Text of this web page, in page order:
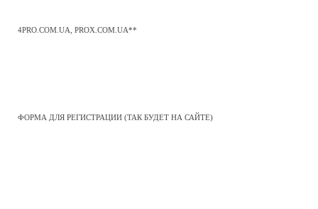
4PRO.COM.UA, PROX.COM.UA**
ФОРМА ДЛЯ РЕГИСТРАЦИИ (ТАК БУДЕТ НА САЙТЕ)